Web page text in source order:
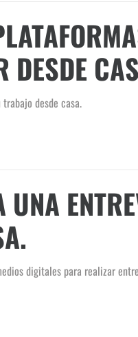
DESDE
desde casa.
UNA
digitales para realizar